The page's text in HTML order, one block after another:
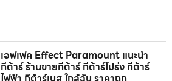
เอฟเฟค Effect Paramount แนะนำ
กีต้าร์ ร้านขายกีต้าร์ กีต้าร์โปร่ง กีต้าร์